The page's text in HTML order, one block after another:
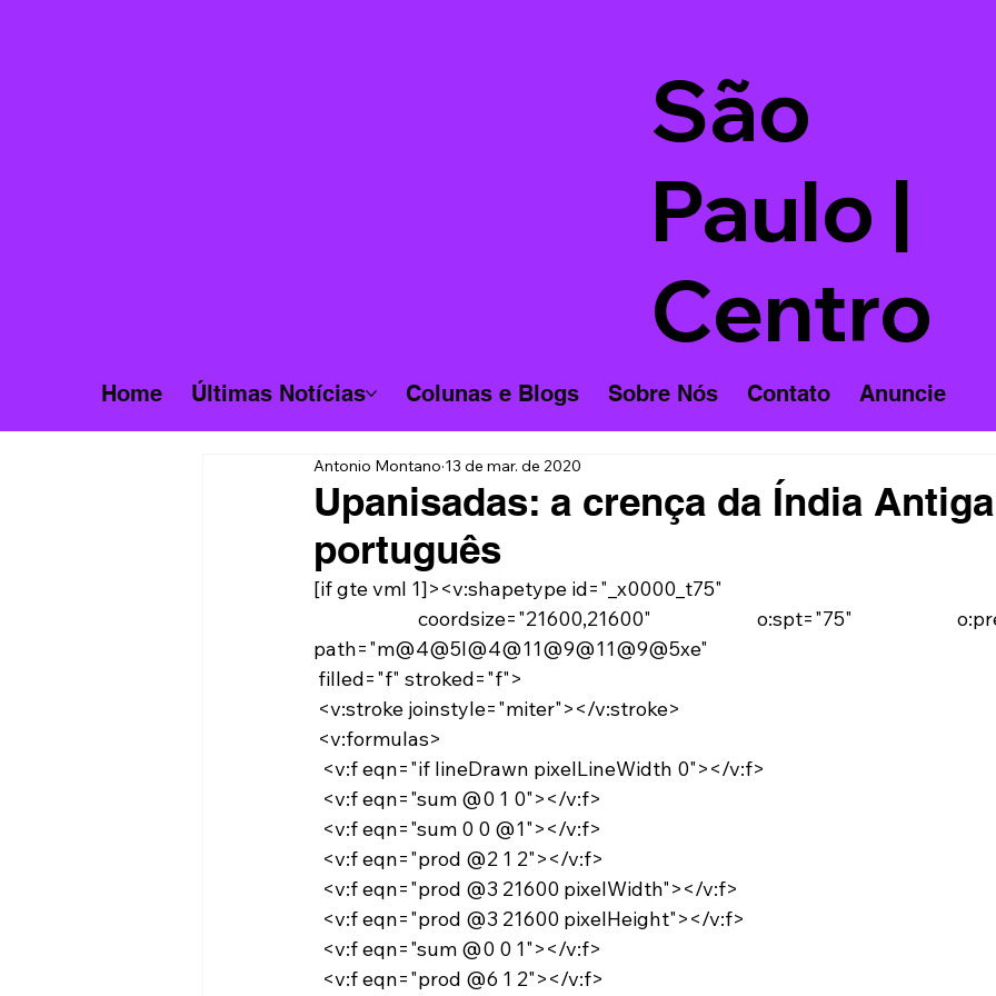
São
Paulo |
Centro
Home Últimas Notícias Colunas e Blogs Sobre Nós Contato Anuncie
Upanisadas: a crença da Índia
português
Antonio Montano 13 de mar. de 2020
[if gte vml 1]><v:shapetype id="_x0000_t75"
coordsize="21600,21600" o:spt="75" o:preferrelative="t"
path="m@4@5l@4@11@9@11@9@5xe"
filled="f" stroked="f">
<v:stroke joinstyle="miter"></v:stroke>
<v:formulas>
  <v:f eqn="if lineDrawn pixelLineWidth 0"></v:f>
  <v:f eqn="sum @0 1 0"></v:f>
  <v:f eqn="sum 0 0 @1"></v:f>
  <v:f eqn="prod @2 1 2"></v:f>
  <v:f eqn="prod @3 21600 pixelWidth"></v:f>
  <v:f eqn="prod @3 21600 pixelHeight"></v:f>
  <v:f eqn="sum @0 0 1"></v:f>
  <v:f eqn="prod @6 1 2"></v:f>